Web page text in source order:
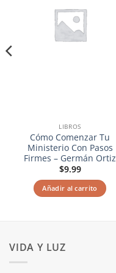
LIBROS
Cómo Comenzar Tu
Ministerio Con Pasos
Firmes – Germán Ortiz
$9.99
Añadir al carrito
VIDA Y LUZ